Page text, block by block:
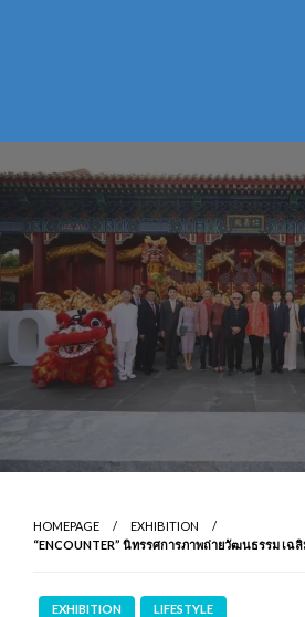
HOMEPAGE
EXHIBITION
“ENCOUNTER” นิทรรศการภาพถ่ายวัฒนธรรม เฉ
EXHIBITION LIFESTYLE